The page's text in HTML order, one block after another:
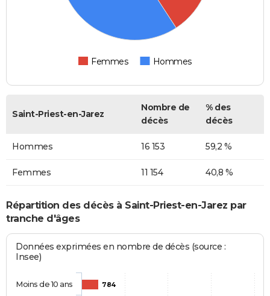
Femmes Hommes
Saint-Priest-en-Jarez
Nombre de
décès
% des
décès
Hommes 16 153 59,2 %
Femmes 11 154 40,8 %
Répartition des décès à Saint-Priest-en-Jarez par
tranche d'âges
Données exprimées en nombre de décès (source :
Insee)
784
Moins de 10 ans